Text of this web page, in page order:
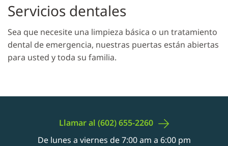
Llamar al (602)655-2260
De lunes a viernes de 7:00 am a 6:00 pm
Servicios dentales
Sea que necesite una limpieza básica o un tratamiento
dental de emergencia, nuestras puertas están abiertas
para usted y toda su familia.